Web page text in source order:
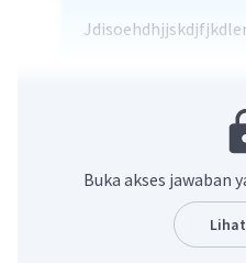
17 Agustus 2024 11:37
Volume nya 198,9cm³
Buka akses jawaban